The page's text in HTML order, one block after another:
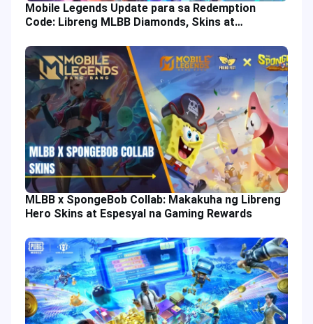
Mobile Legends Update para sa Redemption
Code: Libreng MLBB Diamonds, Skins at
MLBB x SpongeBob Collab: Makakuha ng Libreng
Hero Skins at Espesyal na Gaming Rewards